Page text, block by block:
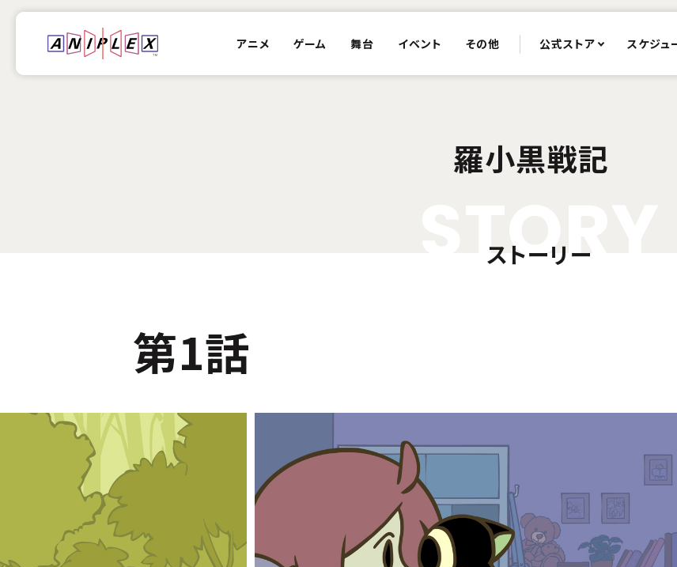
アニメ ゲーム 舞台 イベント その他 公式ストア スケジュ
羅小黒戦記
TOR
ストーリー
第1話